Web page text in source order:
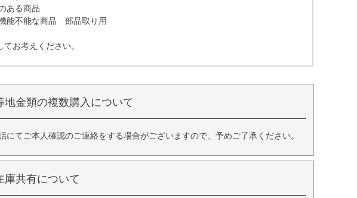
ある商品
能不能な商品 部品取り用
お考えください。
地金類の複数購入について
てご本人確認のご連絡をする場合がございますので、予めご了承ください。
庫共有について